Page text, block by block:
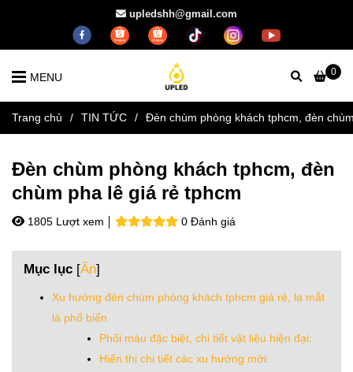
upledshh@gmail.com
0
MENU
Trang chủ / TIN TỨC / Đèn chùm phòng khách tphcm, đèn
Đèn chùm phòng khách tphcm, đèn
chùm pha lê giá rẻ tphcm
1805 Lượt xem 0 Đánh giá
Mục lục [Ẩn]
Xu hướng đèn chùm phòng khách tphcm giá rẻ, lạ mắt
là phổ biến
Phối màu đặc biệt, chi tiết vật liệu hiện đại:
Hiển thị chi tiết các xu hướng mới: